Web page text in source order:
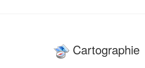
Cartographie